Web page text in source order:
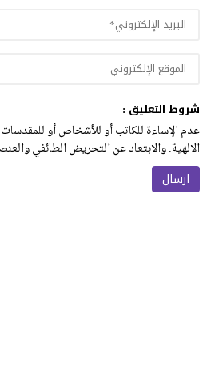
شروط التعليق :
عدم الإساءة للكاتب أو للأشخاص أو للمقدسات
الالهية. والابتعاد عن التحريض الطائفي